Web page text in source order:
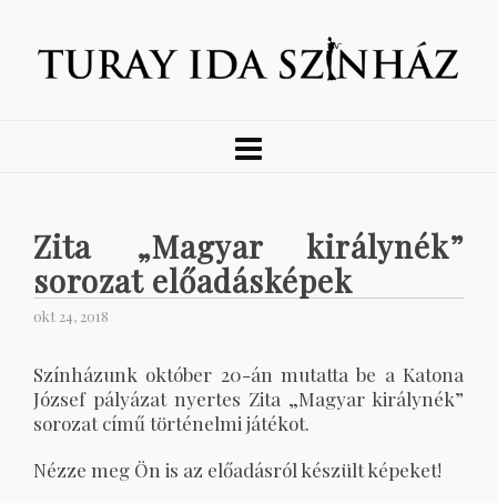
Zita „Magyar királynék”
sorozat előadásképek
okt 24, 2018
Színházunk október 20-án mutatta be a Katona
József pályázat nyertes Zita „Magyar királynék”
sorozat című történelmi játékot.
Nézze meg Ön is az előadásról készült képeket!